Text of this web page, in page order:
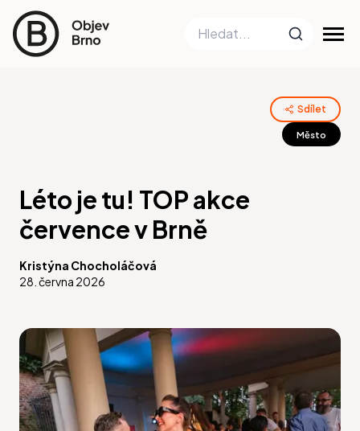
Sdílet
Město
Léto je tu! TOP akce
července v Brně
Kristýna Chocholáčová
28. června 2026